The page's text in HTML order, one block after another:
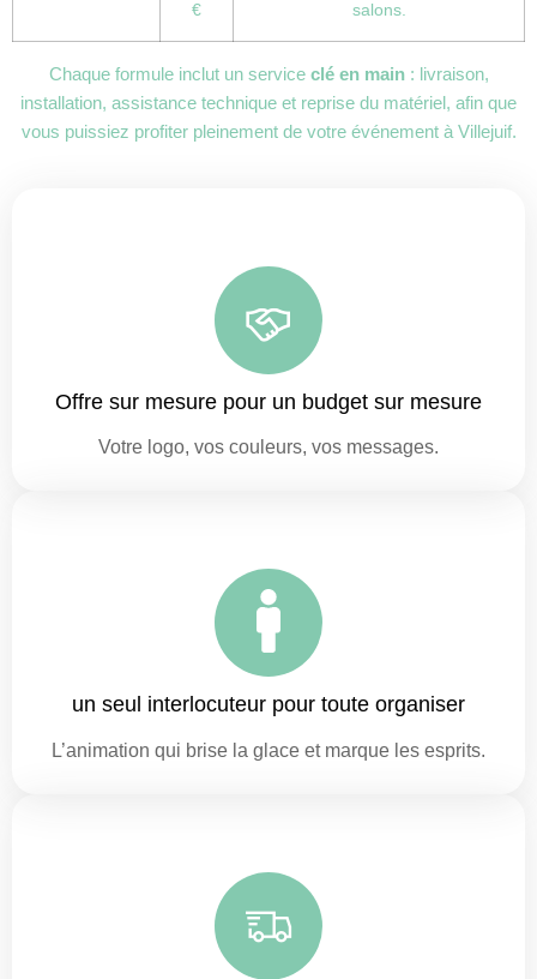
€
salons.
Chaque formule inclut un service clé en main: livraison,
installation, assistance technique et reprise du matériel, afin que
vous puissiez profiter pleinement de votre événement à Villejuif.
Offre sur mesure pour un budget sur mesure
Votre logo, vos couleurs, vos messages.
un seul interlocuteur pour toute organiser
L’animation qui brise la glace et marque les esprits.